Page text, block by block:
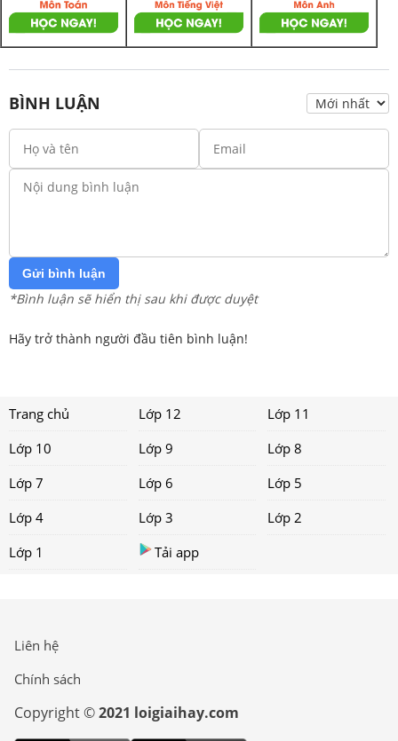
BÌNH LUẬN
Gửi bình luận
*Bình luận sẽ hiển thị sau khi được duyệt
Hãy trở thành người đầu tiên bình luận!
Trang chủ Lớp 12
Lớp 11
Lớp 10
Lớp 9
Lớp 8
Lớp 7
Lớp 6
Lớp 5
Lớp 4
Lớp 3
Lớp 2
Lớp 1
Tải app
Liên hệ
Chính sách
Copyright ©2021 loigiaihay.com